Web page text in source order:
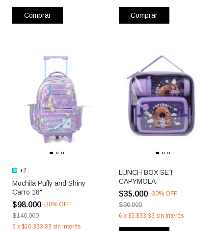
Comprar Comprar
+2
Mochila Puffy and Shiny
Carro 18"
$98.000 -30% OFF
$140.000
6 x $16.333,33 sin interés
LUNCH BOX SET
CAPYMOLA
$35.000 -30% OFF
$50.000
6 x $5.833,33 sin interés